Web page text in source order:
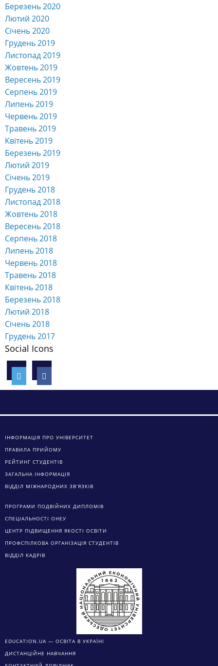
Березень 2020
Лютий 2020
Січень 2020
Грудень 2019
Листопад 2019
Жовтень 2019
Вересень 2019
Серпень 2019
Липень 2019
Червень 2019
Травень 2019
Квітень 2019
Березень 2019
Лютий 2019
Січень 2019
Грудень 2018
Листопад 2018
Жовтень 2018
Вересень 2018
Серпень 2018
Липень 2018
Червень 2018
Травень 2018
Квітень 2018
Березень 2018
Лютий 2018
Січень 2018
Грудень 2017
Social Icons
ІНФОРМАЦІЯ ПРО УНІВЕРСИТЕТ
ПРАВИЛА ПРИЙОМУ
РЕЙТИНГ СТУДЕНТІВ
ЗАГАЛЬНА ІНФОРМАЦІЯ
ВІДДІЛ МІЖНАРОДНИХ ЗВ’ЯЗКІВ
ПРОГРАМИ ПОДВІЙНИХ ДИПЛОМІВ
СПЕЦІАЛЬНОСТІ ОНЕУ
ЦЕНТР ПІДВИЩЕННЯ ЯКОСТІ ОСВІТИ
ПРОФСПІЛКОВА ОРГАНІЗАЦІЯ СТУДЕНТІВ
ВІДДІЛ КАДРІВ
EDUCATION.UA — ОСВІТА В УКРАЇНІ
ДИСТАНЦІЙНЕ НАВЧАННЯ